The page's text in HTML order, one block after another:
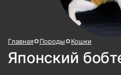
Главная Породы Кошки
Японский